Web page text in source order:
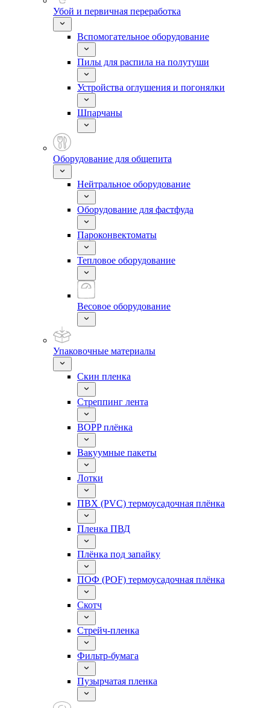
Убой и первичная переработка
Вспомогательное оборудование
Пилы для распила на полутуши
Устройства оглушения и погонялки
Шпарчаны
Оборудование для общепита
Нейтральное оборудование
Оборудование для фастфуда
Пароконвектоматы
Тепловое оборудование
Весовое оборудование
Упаковочные материалы
Скин пленка
Стреппинг лента
BOPP плёнка
Вакуумные пакеты
Лотки
ПВХ (PVC) термоусадочная плёнка
Пленка ПВД
Плёнка под запайку
ПОФ (POF) термоусадочная плёнка
Скотч
Стрейч-пленка
Фильтр-бумага
Пузырчатая пленка